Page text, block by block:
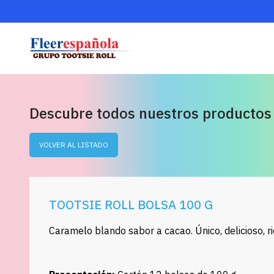
Descubre todos nuestros productos
VOLVER AL LISTADO
TOOTSIE ROLL BOLSA 100 G
Caramelo blando sabor a cacao. Único, delicioso,